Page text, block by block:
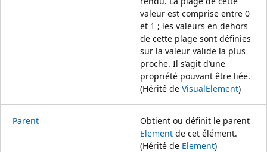
valeur est comprise entre 0
et 1 ; les valeurs en dehors
de cette plage sont définies
sur la valeur valide la plus
proche. Il s’agit d’une
propriété pouvant être liée.
(Hérité de VisualElement)
Parent
Obtient ou définit le parent
Element de cet élément.
(Hérité de Element)